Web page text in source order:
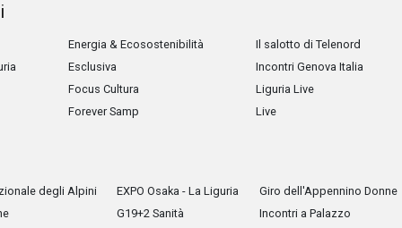
Energia & Ecosostenibilità
Esclusiva
Focus Cultura
Forever Samp
Il salotto di Telenord
Incontri Genova Italia
Liguria Live
Live
degli Alpini
EXPO Osaka - La Liguria
G19+2 Sanità
Giro dell'Appennino Donne
Incontri a Palazzo